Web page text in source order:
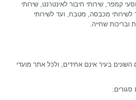
קמפר, שירותי חיבור לאינטרנט, שירותי
לשירותי מכבסה, מטבח, ועד לשירותי
ובריכות שחייה.
בעיר אינם אחידים, ולכל אתר מועדי
סגורים.